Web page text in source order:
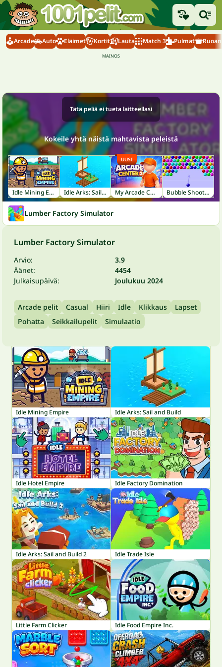
Arcade Auto Eläimet Kortit Lauta Match 3 Pulmat
Tätä peliä ei tueta laitteellasi
Kokeile yhtä näistä mahtavista peleistä
Idle Mining Empire Idle Arks: Sail and Build My Arcade Center 2
UUSI
Bubble Shooter
Lumber Factory Simulator
Lumber Factory Simulator
Arvio:
3.9
Äänet:
4454
Julkaisupäivä:
Joulukuu 2024
Arcade pelit Casual Hiiri Idle Klikkaus
Lapset
Pohatta
Seikkailupelit Simulaatio
Idle Mining Empire Idle Arks: Sail and Build
Idle Hotel Empire Idle Factory Domination
Idle Arks: Sail and Build 2 Idle Trade Isle
Little Farm Clicker Idle Food Empire Inc.